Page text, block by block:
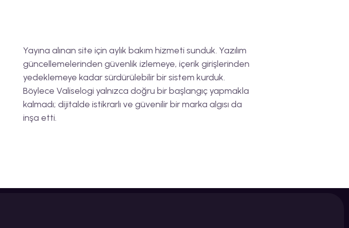
Yayına alınan site için aylık bakım hizmeti sunduk. Yazılım
güncellemelerinden güvenlik izlemeye, içerik girişlerinden
yedeklemeye kadar sürdürülebilir bir sistem kurduk.
Böylece Valiselogi yalnızca doğru bir başlangıç yapmakla
kalmadı; dijitalde istikrarlı ve güvenilir bir marka algısı da
inşa etti.